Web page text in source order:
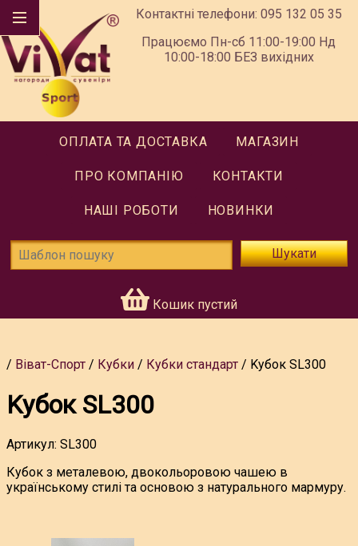
Контактні телефони: 095 132 05 35
Працюємо Пн-сб 11:00-19:00 Нд
10:00-18:00 БЕЗ вихідних
ОПЛАТА ТА ДОСТАВКА МАГАЗИН
ПРО КОМПАНІЮ КОНТАКТИ
НАШІ РОБОТИ НОВИНКИ
Шукати
Кошик пустий
Віват-Спорт Кубки Кубки стандарт Kубок SL300
Kубок SL300
Артикул: SL300
Кубок з металевою, двокольоровою чашею в
українському стилі та основою з натурального мармуру.